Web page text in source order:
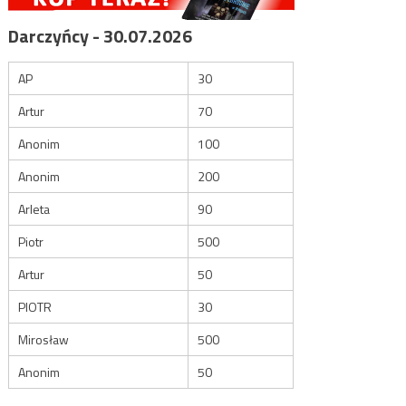
Darczyńcy - 30.07.2026
AP
30
Artur
70
Anonim
100
Anonim
200
Arleta
90
Piotr
500
Artur
50
PIOTR
30
Mirosław
500
Anonim
50